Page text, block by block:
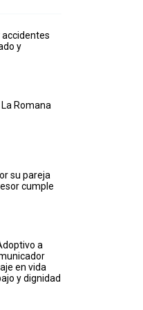
y
Romana
su pareja
cumple
a
en vida
y dignidad